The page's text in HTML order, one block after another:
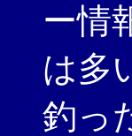
ー情
は多
釣っ